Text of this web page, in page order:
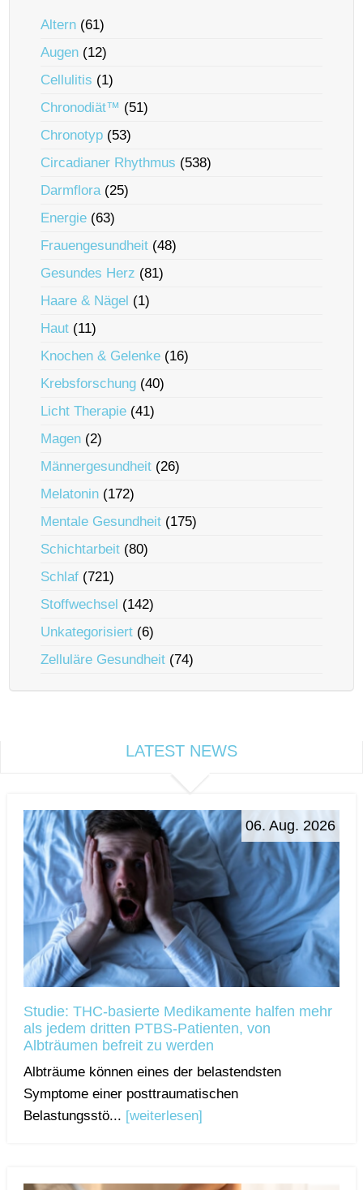
Altern (61)
Augen (12)
Cellulitis (1)
Chronodiät™ (51)
Chronotyp (53)
Circadianer Rhythmus (538)
Darmflora(25)
Energie (63)
Frauengesundheit (48)
Gesundes Herz (81)
Haare & Nägel (1)
Haut (11)
Knochen & Gelenke (16)
Krebsforschung (40)
Licht Therapie (41)
Magen (2)
Männergesundheit (26)
Melatonin (172)
Mentale Gesundheit (175)
Schichtarbeit (80)
Schlaf (721)
Stoffwechsel (142)
Unkategorisiert (6)
Zelluläre Gesundheit (74)
LATEST NEWS
06. Aug. 2026
Studie: THC-basierte Medikamente halfen mehr
als jedem dritten PTBS-Patienten, von
Albträumen befreit zu werden
Albträume können eines der belastendsten
Symptome einer posttraumatischen
Belastungsstö... [weiterlesen]